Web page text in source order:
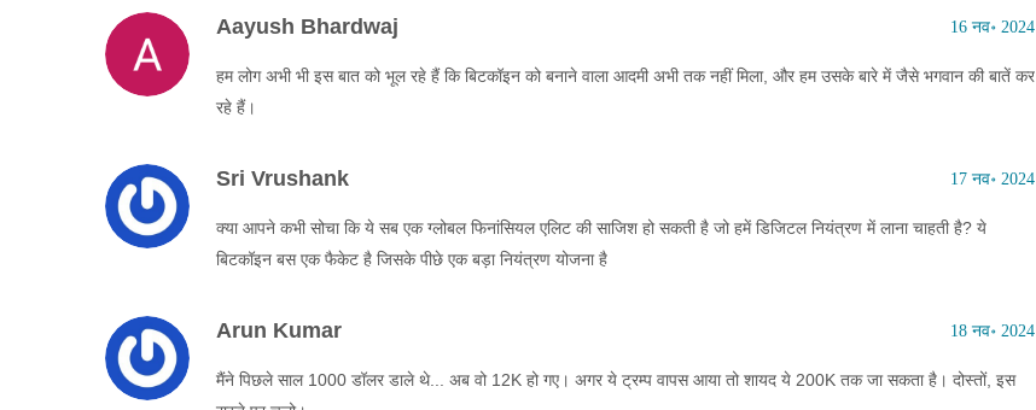
Aayush Bhardwaj 16 नव॰ 2024
हम लोग अभी भी इस बात को भूल रहे हैं कि बिटकॉइन को बनाने वाला आदमी अभी तक नहीं मिला, और हम उसके बारे में जैसे भगवान की बातें कर
रहे हैं।
Sri Vrushank 17 नव॰ 2024
क्या आपने कभी सोचा कि ये सब एक ग्लोबल फिनांसियल एलिट की साजिश हो सकती है जो हमें डिजिटल नियंत्रण में लाना चाहती है? ये
बिटकॉइन बस एक फैकेट है जिसके पीछे एक बड़ा नियंत्रण योजना है
Arun Kumar 18 नव॰ 2024
मैंने पिछले साल 1000 डॉलर डाले थे... अब वो 12K हो गए। अगर ये ट्रम्प वापस आया तो शायद ये 200K तक जा सकता है। दोस्तों, इस